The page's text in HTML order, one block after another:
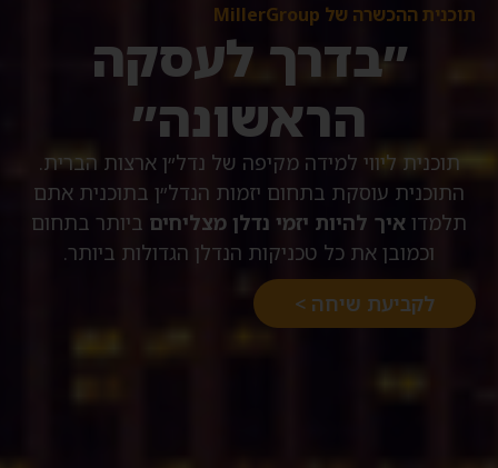
תוכנית ההכשרה של MillerGroup
״בדרך לעסקה
הראשונה״
תוכנית ליווי למידה מקיפה של נדל״ן ארצות הברית.
התוכנית עוסקת בתחום יזמות הנדל״ן בתוכנית אתם
תלמדו איך להיות יזמי נדלן מצליחים ביותר בתחום
וכמובן את כל טכניקות הנדלן הגדולות ביותר.
לקביעת שיחה >